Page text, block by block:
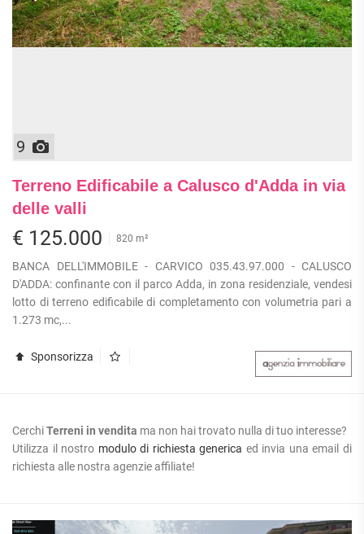
9
Terreno Edificabile a Calusco d'Adda in via
delle valli
€ 125.000 820 m²
BANCA DELL'IMMOBILE - CARVICO 035.43.97.000 - CALUSCO
D'ADDA: confinante con il parco Adda, in zona residenziale, vendesi
lotto di terreno edificabile di completamento con volumetria pari a
1.273 mc,...
Sponsorizza
CerchiTerreni in vendita ma non hai trovato nulla di tuo interesse?
Utilizza il nostro modulo di richiesta generica ed invia una email di
richiesta alle nostra agenzie affiliate!